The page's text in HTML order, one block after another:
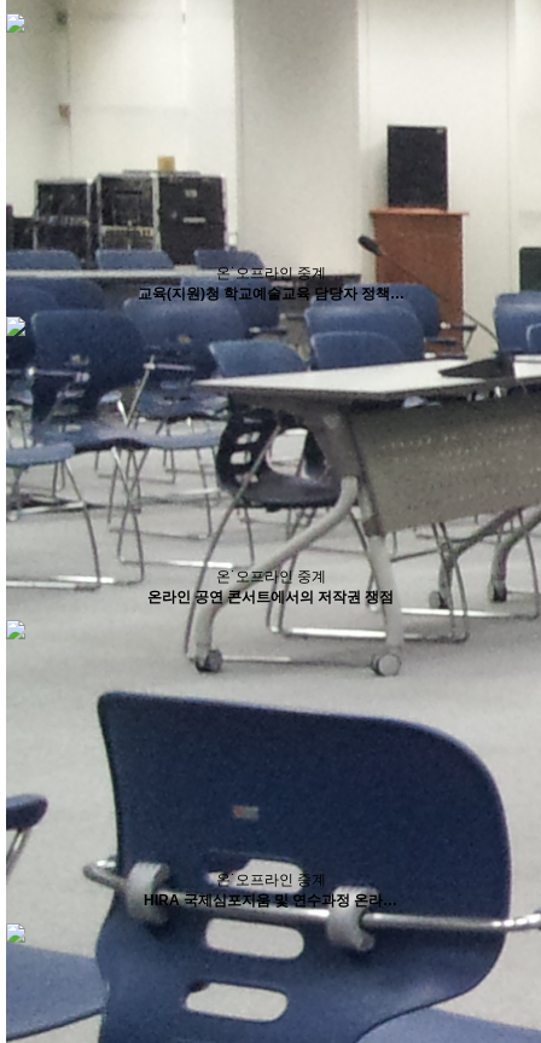
온˙오프라인 중계
교육(지원)청 학교예술교육 담당자 정책…
온˙오프라인 중계
온라인 공연 콘서트에서의 저작권 쟁점
온˙오프라인 중계
HIRA 국제심포지움 및 연수과정 온라…